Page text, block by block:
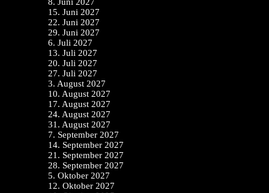
15. Juni 2027
22. Juni 2027
29. Juni 2027
6. Juli 2027
13. Juli 2027
20. Juli 2027
27. Juli 2027
3. August 2027
10. August 2027
17. August 2027
24. August 2027
31. August 2027
7. September 2027
14. September 2027
21. September 2027
28. September 2027
5. Oktober 2027
12. Oktober 2027